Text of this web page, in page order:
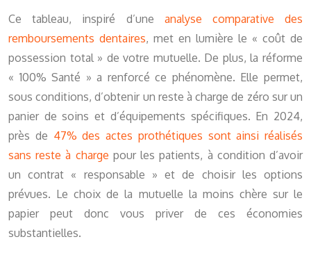
Ce tableau, inspiré d’une analyse comparative des
remboursements dentaires, met en lumière le « coût de
possession total » de votre mutuelle. De plus, la réforme
« 100% Santé » a renforcé ce phénomène. Elle permet,
sous conditions, d’obtenir un reste à charge de zéro sur un
panier de soins et d’équipements spécifiques. En 2024,
près de 47% des actes prothétiques sont ainsi réalisés
sans reste à charge pour les patients, à condition d’avoir
un contrat « responsable » et de choisir les options
prévues. Le choix de la mutuelle la moins chère sur le
papier peut donc vous priver de ces économies
substantielles.